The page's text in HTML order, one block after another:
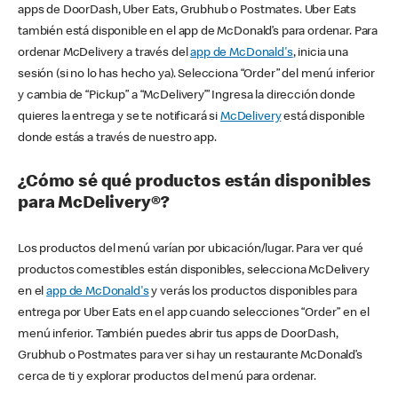
apps de DoorDash, Uber Eats, Grubhub o Postmates. Uber Eats
también está disponible en el app de McDonald’s para ordenar. Para
ordenar McDelivery a través delapp de McDonald's, inicia una
sesión (si no lo has hecho ya). Selecciona “Order” del menú inferior
y cambia de “Pickup” a “McDelivery’” Ingresa la dirección donde
quieres la entrega y se te notificará si McDeliveryestá disponible
donde estás a través de nuestro app.
¿Cómo sé qué productos están disponibles
para McDelivery®?
Los productos del menú varían por ubicación/lugar. Para ver qué
productos comestibles están disponibles, selecciona McDelivery
en elapp de McDonald'sy verás los productos disponibles para
entrega por Uber Eats en el app cuando selecciones “Order” en el
menú inferior. También puedes abrir tus apps de DoorDash,
Grubhub o Postmates para ver si hay un restaurante McDonald’s
cerca de ti y explorar productos del menú para ordenar.